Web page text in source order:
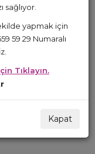
sağlıyor.
yapmak için
59 29 Numaralı
Tıklayın.
Kapat